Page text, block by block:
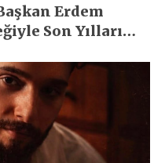
Erdem
Son Yılların